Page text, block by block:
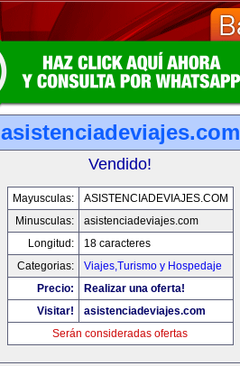
asistenciadeviajes.com
Vendido!
Mayusculas:
ASISTENCIADEVIAJES.COM
Minusculas:
asistenciadeviajes.com
Longitud:
18 caracteres
Categorias:
Viajes,Turismo y Hospedaje
Precio:
Realizar una oferta!
Visitar!
asistenciadeviajes.com
Serán consideradas ofertas